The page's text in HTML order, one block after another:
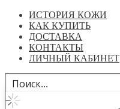
ИСТОРИЯ КОЖИ
КАК КУПИТЬ
ДОСТАВКА
КОНТАКТЫ
ЛИЧНЫЙ КАБИНЕТ